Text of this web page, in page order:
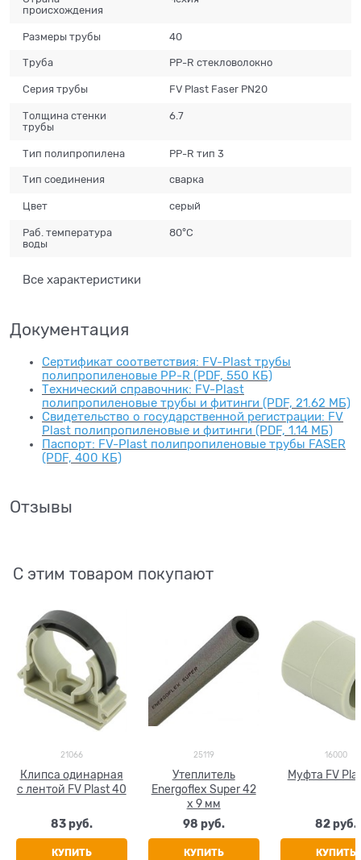
происхождения
Размеры трубы 40
Труба PP-R стекловолокно
Серия трубы FV Plast Faser PN20
Толщина стенки
трубы
6.7
Тип полипропилена PP-R тип 3
Тип соединения сварка
Цвет серый
Раб. температура
воды
80°C
Все характеристики
Документация
Сертификат соответствия: FV-Plast трубы
полипропиленовые PP-R (PDF, 550 КБ)
Технический справочник: FV-Plast
полипропиленовые трубы и фитинги (PDF, 21.62 МБ)
Свидетельство о государственной регистрации: FV
Plast полипропиленовые и фитинги (PDF, 1.14 МБ)
Паспорт: FV-Plast полипропиленовые трубы FASER
(PDF, 400 КБ)
Отзывы
С этим товаром покупают
21066
Клипса одинарная
с лентой FV Plast 40
83 руб.
КУПИТЬ
25119
Утеплитель
Energoflex Super 42
x 9 мм
98 руб.
КУПИТЬ
16000
Муфта FV
82 руб.
КУПИТЬ